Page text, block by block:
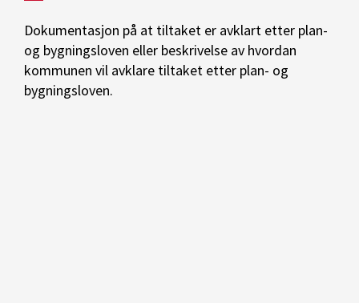
Dokumentasjon på at tiltaket er avklart etter plan-
og bygningsloven eller beskrivelse av hvordan
kommunen vil avklare tiltaket etter plan- og
bygningsloven.